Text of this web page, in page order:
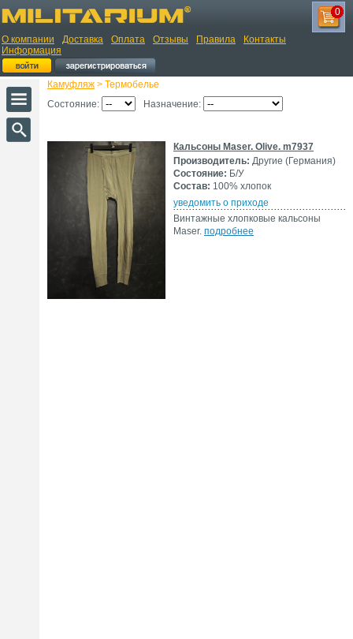
О компании Доставка Оплата Отзывы Правила
Контакты
Информация
0
Камуфляж > Термобелье
Состояние:
Назначение:
Кальсоны Maser. Olive. m7937
Производитель: Другие (Германия)
Состояние: Б/У
Состав: 100% хлопок
уведомить о приходе
Винтажные хлопковые кальсоны
Maser. подробнее